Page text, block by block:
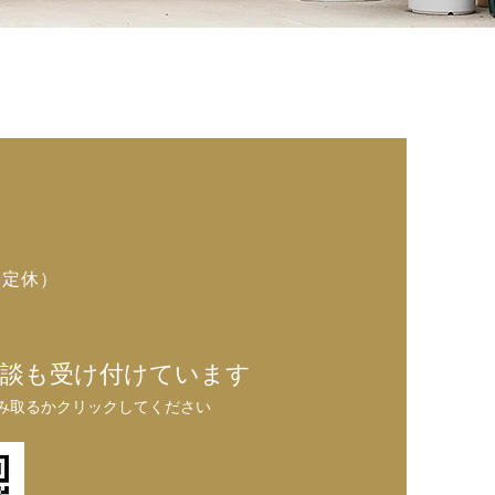
休）
も受け付けています
取るかクリックしてください